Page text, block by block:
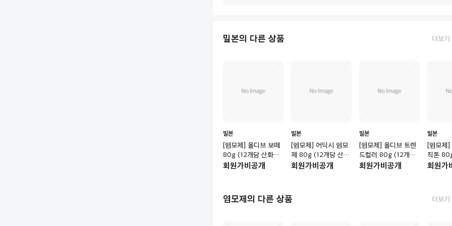
밀본의 다른 상품 더보기
밀본
[염모제] 올디브 보떼
80g (12개당 산화제
포함)
회원가비공개
밀본
[염모제] 어딕시 염모
제 80g (12개당 산화
제 포함)
회원가비공개
밀본
[염모제] 올디브 트렌
드컬러 80g (12개당
산화제 포함)
회원가비공개
밀본
[염모제]
직톤
화제 포
회원가
염모제의 다른 상품 더보기